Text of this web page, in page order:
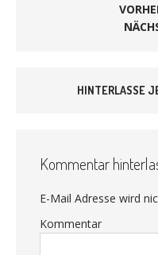
HINTERLASSE
Kommentar
E-Mail Adresse wird
Kommentar